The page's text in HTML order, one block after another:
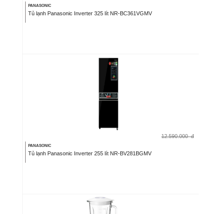
PANASONIC
Tủ lạnh Panasonic Inverter 325 lít NR-BC361VGMV
12.590.000 đ
PANASONIC
Tủ lạnh Panasonic Inverter 255 lít NR-BV281BGMV